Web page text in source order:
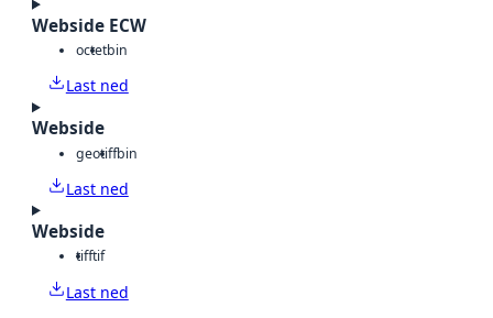
Webside ECW
octetbin
Last ned
Webside
geotiffbin
Last ned
Webside
tifftif
Last ned